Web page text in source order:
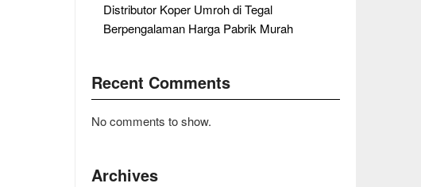
Distributor Koper Umroh di Tegal
Berpengalaman Harga Pabrik Murah
Recent Comments
No comments to show.
Archives